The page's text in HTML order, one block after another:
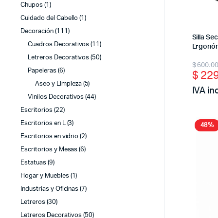
Silla
$
price
was:
$
price
is:
IVA
48%
Chupos (1)
Cuidado del Cabello (1)
Decoración (111)
Cuadros Decorativos (11)
Letreros Decorativos (50)
Papeleras (6)
Aseo y Limpieza (5)
Vinilos Decorativos (44)
Escritorios (22)
Escritorios en L (3)
Escritorios en vidrio (2)
Escritorios y Mesas (6)
Estatuas (9)
Hogar y Muebles (1)
Industrias y Oficinas (7)
Letreros (30)
Letreros Decorativos (50)